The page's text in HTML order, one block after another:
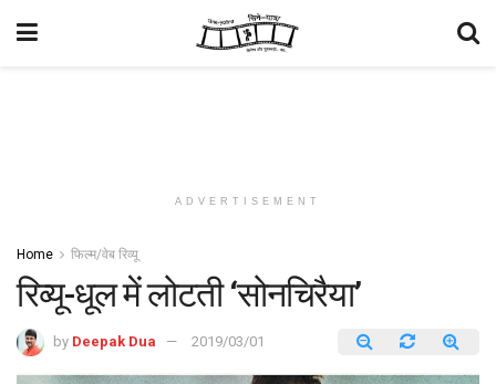
ADVERTISEMENT
Home फिल्म/वेब रिव्यू
रिव्यू-धूल में लोटती ‘सोनचिरैया’
by Deepak Dua 2019/03/01